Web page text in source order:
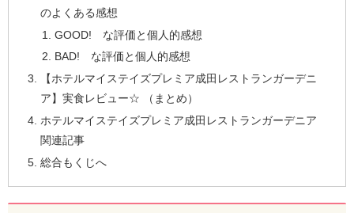
のよくある感想
GOOD! な評価と個人的感想
BAD! な評価と個人的感想
【ホテルマイステイズプレミア成田レストランガーデニ
ア】実食レビュー☆ （まとめ）
ホテルマイステイズプレミア成田レストランガーデニア
関連記事
総合もくじへ